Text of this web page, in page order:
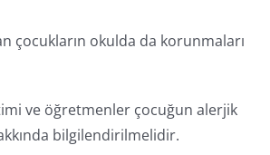
çocukların okulda da korunmaları
ve öğretmenler çocuğun alerjik
bilgilendirilmelidir.